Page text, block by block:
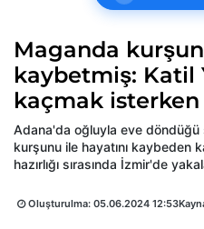
Maganda
kaybetmiş: Katil
kaçmak isterken
Adana'da oğluyla eve döndüğü
kurşunu ile hayatını kaybeden
hazırlığı sırasında İzmir'de
Oluşturulma: 05.06.2024 12:53